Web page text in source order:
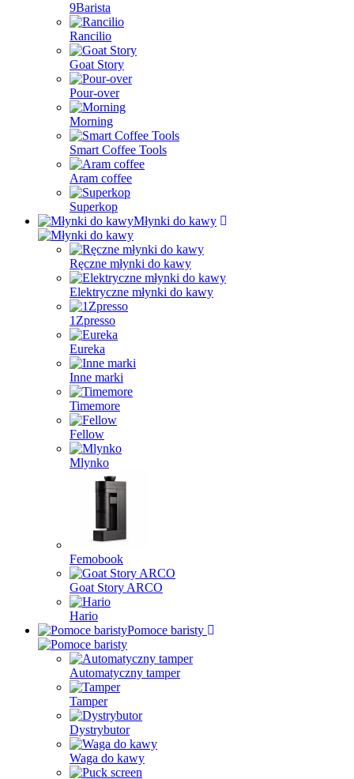
9Barista
Rancilio
Goat Story
Pour-over
Morning
Smart Coffee Tools
Aram coffee
Superkop
Młynki do kawy
Ręczne młynki do kawy
Elektryczne młynki do kawy
1Zpresso
Eureka
Inne marki
Timemore
Fellow
Mlynko
Femobook
Goat Story ARCO
Hario
Pomoce baristy
Automatyczny tamper
Tamper
Dystrybutor
Waga do kawy